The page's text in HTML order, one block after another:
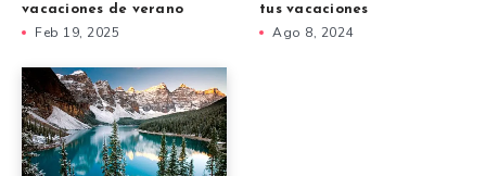
vacaciones de verano
Feb 19, 2025
tus vacaciones
Ago 8, 2024